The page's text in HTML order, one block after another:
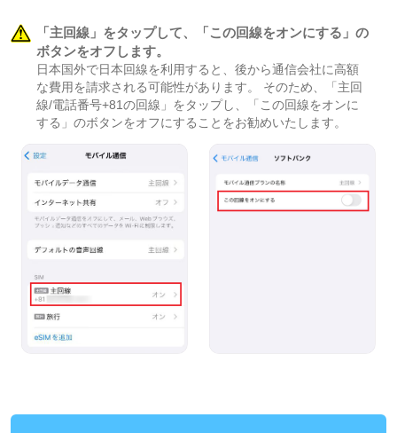
「主回線」をタップして、「この回線をオンにする」の
ボタンをオフします。
日本国外で日本回線を利用すると、後から通信会社に高額
な費用を請求される可能性があります。 そのため、「主回
線/電話番号+81の回線」をタップし、「この回線をオンに
する」のボタンをオフにすることをお勧めいたします。